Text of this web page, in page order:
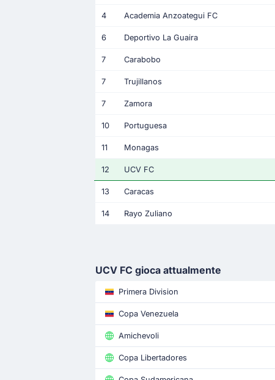
4 Academia Anzoategui FC
6 Deportivo La Guaira
7 Carabobo
7 Trujillanos
7 Zamora
10 Portuguesa
11 Monagas
12 UCV FC
13 Caracas
14 Rayo Zuliano
UCV FC gioca attualmente
Primera Division
Copa Venezuela
Amichevoli
Copa Libertadores